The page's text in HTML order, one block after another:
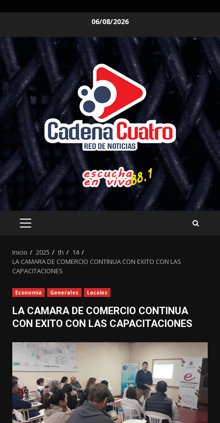
contenido
06/08/2026
MENÚ
Inicio 2025 th
14
LA CAMARA DE COMERCIO CONTINUA CON EXITO CON LAS
CAPACITACIONES
Economía Generales Locales
LA CAMARA DE COMERCIO CONTINUA
CON EXITO CON LAS CAPACITACIONES